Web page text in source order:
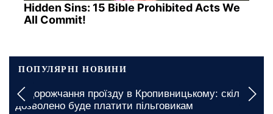
Hidden Sins: 15 Bible Prohibited Acts We
All Commit!
ПОПУЛЯРНІ НОВИНИ
Подорожчання проїзду в Кропивницькому: скільки
дозволено буде платити пільговикам